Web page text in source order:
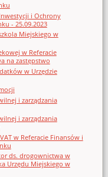
i Ochrony
- 25.09.2023
Miejskiego w
w Referacie
na zastępstwo
w Urzędzie
i zarządzania
i zarządzania
w Referacie Finansów i
ds. drogownictwa w
Urzędu Miejskiego w